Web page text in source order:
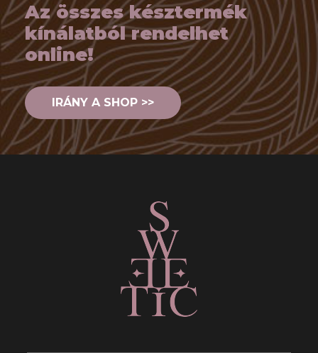
Az összes késztermék
kínálatból rendelhet
online!
IRÁNY A SHOP >>